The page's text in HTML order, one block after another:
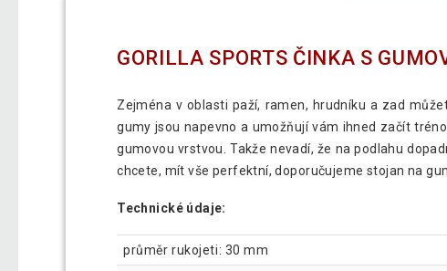
GORILLA SPORTS ČINKA S
Zejména v oblasti paží, ramen, hrudníku a zad
gumy jsou napevno a umožňují vám ihned začít
gumovou vrstvou. Takže nevadí, že na podlahu
chcete, mít vše perfektní, doporučujeme stojan na
Technické údaje:
průměr rukojeti: 30 mm